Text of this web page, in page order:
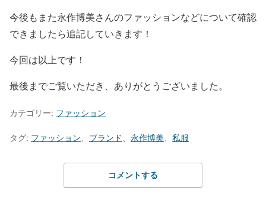
今後もまた永作博美さんのファッションなどについて確認
できましたら追記していきます！
今回は以上です！
最後までご覧いただき、ありがとうございました。
カテゴリー: ファッション
タグ: ファッション ブランド 永作博美 私服
コメントする